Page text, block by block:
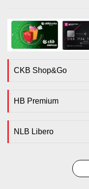
CKB Shop&Go
HB Premium
NLB Libero